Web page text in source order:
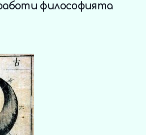
философията